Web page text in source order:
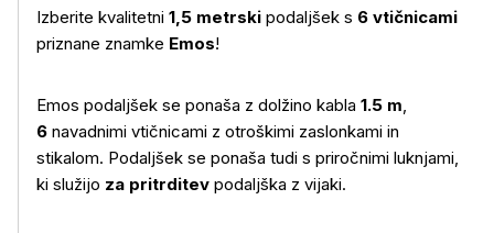
Izberite kvalitetni 1,5 metrski podaljšek s 6 vtičnicami
priznane znamke Emos!
Emos podaljšek se ponaša z dolžino kabla 1.5 m,
6 navadnimi vtičnicami z otroškimi zaslonkami in
stikalom. Podaljšek se ponaša tudi s priročnimi luknjami,
ki služijo za pritrditev podaljška z vijaki.